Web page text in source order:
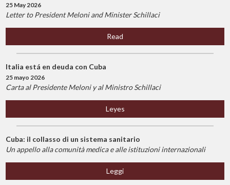
25 May 2026
Letter to President Meloni and Minister Schillaci
Read
Italia está en deuda con Cuba
25 mayo 2026
Carta al Presidente Meloni y al Ministro Schillaci
Leyes
Cuba: il collasso di un sistema sanitario
Un appello alla comunità medica e alle istituzioni internazionali
Leggi